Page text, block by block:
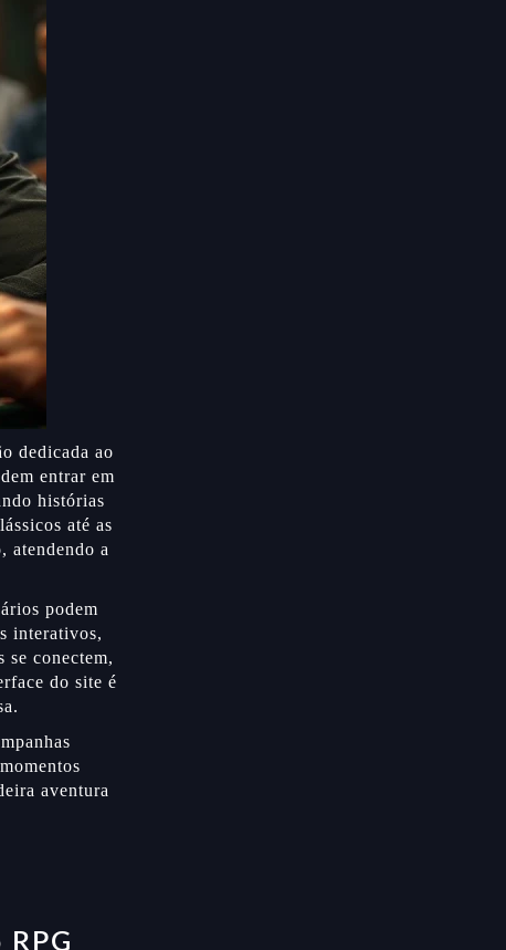
dedicada ao
entrar em
histórias
até as
atendendo a
podem
interativos,
se conectem,
do site é
aventura